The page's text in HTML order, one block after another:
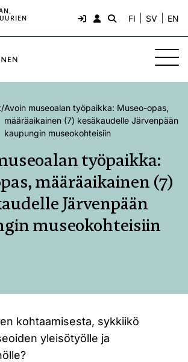
FI SV EN
/Avoin museoalan työpaikka: Museo-opas,
määräaikainen (7) kesäkaudelle Järvenpään
kaupungin museokohteisiin
työpaikka:
määräaikainen (7)
Järvenpään
museokohteisiin
kohtaamisesta, sykkiikö
yleisötyölle ja